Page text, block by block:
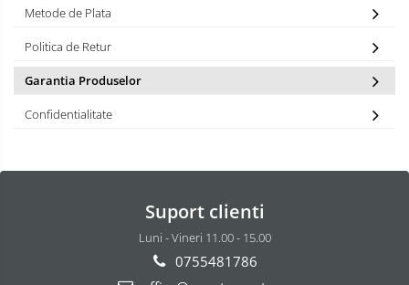
Metode de Plata
Politica de Retur
Garantia Produselor
Confidentialitate
Suport clienti
Luni - Vineri 11.00 - 15.00
0755481786